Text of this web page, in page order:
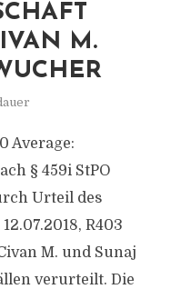
M.
Average:
§ 459i StPO
Urteil des
R403
M. und Sunaj
verurteilt. Die